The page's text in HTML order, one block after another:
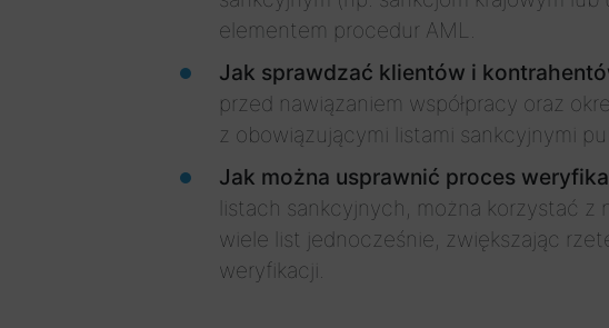
elementem procedur AML.
Jak sprawdzać klientów i
przed nawiązaniem współpracy oraz
z obowiązującymi listami sankcyjnymi
Jak można usprawnić proces
listach sankcyjnych, można korzystać
wiele list jednocześnie, zwiększając
weryfikacji.